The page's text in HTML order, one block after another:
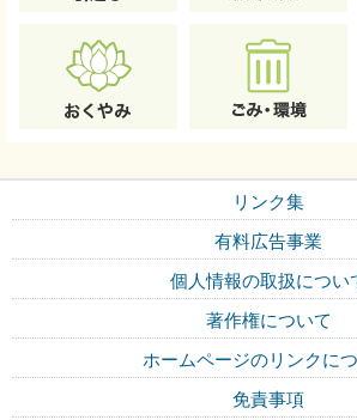
リンク集
有料広告事業
個人情報の取扱につい
著作権について
ホームページのリンクに
免責事項